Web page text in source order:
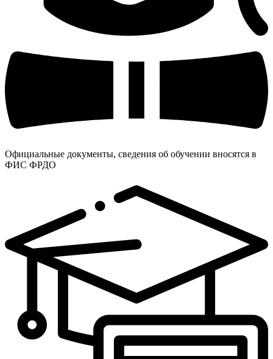
Официальные документы, сведения об обучении вносятся в
ФИС ФРДО